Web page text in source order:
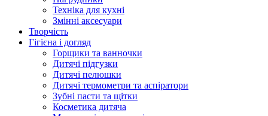
Техніка для кухні
Змінні аксесуари
Творчість
Гігієна і догляд
Горщики та ванночки
Дитячі підгузки
Дитячі пелюшки
Дитячі термометри та аспіратори
Зубні пасти та щітки
Косметика дитяча